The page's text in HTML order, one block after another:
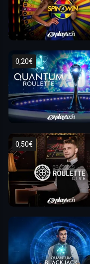
0,20€
0,50€